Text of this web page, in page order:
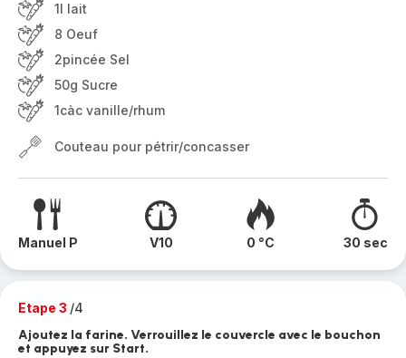
1l lait
8 Oeuf
2pincée Sel
50g Sucre
1càc vanille/rhum
Couteau pour pétrir/concasser
Manuel P V10 0 °C 30 sec
Etape 3 /4
Ajoutez la farine. Verrouillez le couvercle avec le bouchon
et appuyez sur Start.